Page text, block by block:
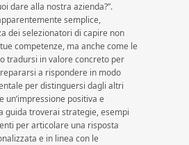
dare alla nostra azienda?”.
semplice,
dei selezionatori di capire non
competenze, ma anche come le
tradursi in valore concreto per
a rispondere in modo
per distinguersi dagli altri
un’impressione positiva e
guida troverai strategie, esempi
per articolare una risposta
e in linea con le